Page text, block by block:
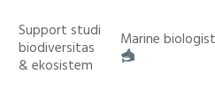
Support studi
biodiversitas
& ekosistem
Marine biologist